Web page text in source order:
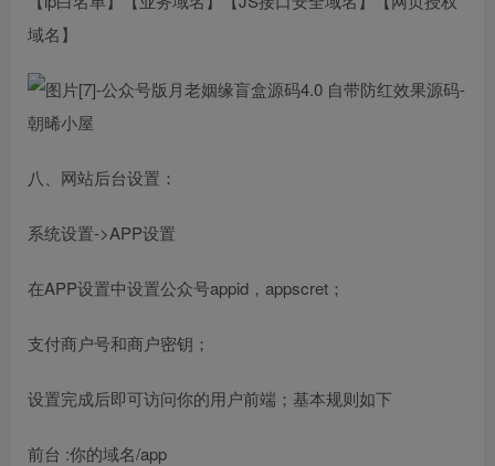
域名】
八、网站后台设置：
系统设置->APP设置
在APP设置中设置公众号appid，appscret；
支付商户号和商户密钥；
设置完成后即可访问你的用户前端；基本规则如下
前台 :你的域名/app